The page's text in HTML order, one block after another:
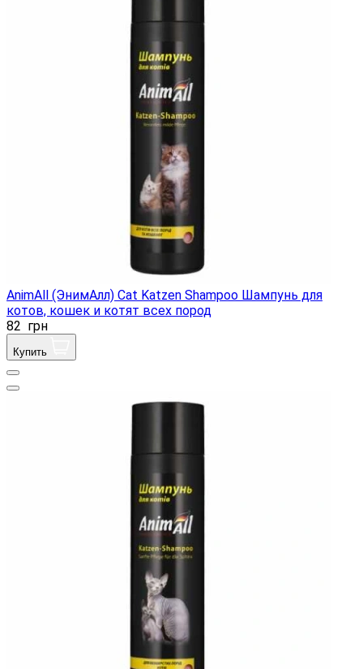
AnimAll (ЭнимАлл) Cat Katzen Shampoo Шампунь для
котов, кошек и котят всех пород
82 грн
Купить